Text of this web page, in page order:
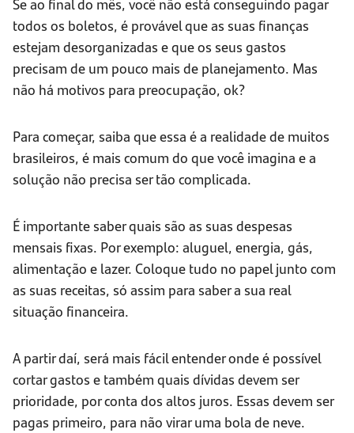
todos os boletos, é provável que as suas finanças
estejam desorganizadas e que os seus gastos
precisam de um pouco mais de planejamento. Mas
não há motivos para preocupação, ok?
Para começar, saiba que essa é a realidade de muitos
brasileiros, é mais comum do que você imagina e a
solução não precisa ser tão complicada.
É importante saber quais são as suas despesas
mensais fixas. Por exemplo: aluguel, energia, gás,
alimentação e lazer. Coloque tudo no papel junto com
as suas receitas, só assim para saber a sua real
situação financeira.
A partir daí, será mais fácil entender onde é possível
cortar gastos e também quais dívidas devem ser
prioridade, por conta dos altos juros. Essas devem ser
pagas primeiro, para não virar uma bola de neve.